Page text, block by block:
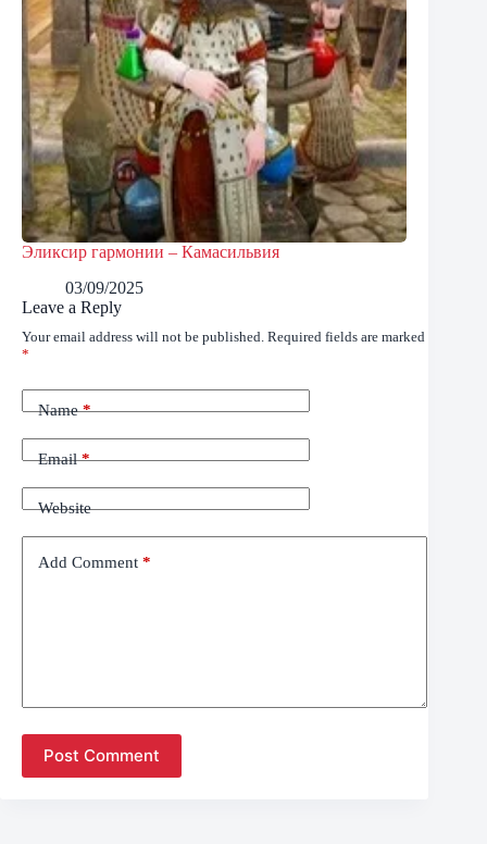
Эликсир гармонии – Камасильвия
03/09/2025
Leave a Reply
Your email address will not be published. Required fields are marked
*
Name*
Email*
Website
Add Comment *
Post Comment